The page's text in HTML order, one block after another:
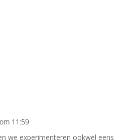
11:59
we experimenteren ookwel eens